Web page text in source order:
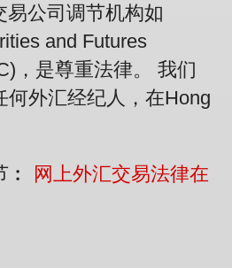
易公司调节机构如
and Futures
，是尊重法律。 我们
何外汇经纪人，在Hong
网上外汇交易法律在